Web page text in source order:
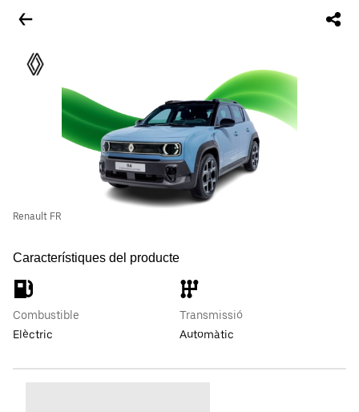
Renault FR
Característiques del producte
Combustible
Elèctric
Transmissió
Automàtic